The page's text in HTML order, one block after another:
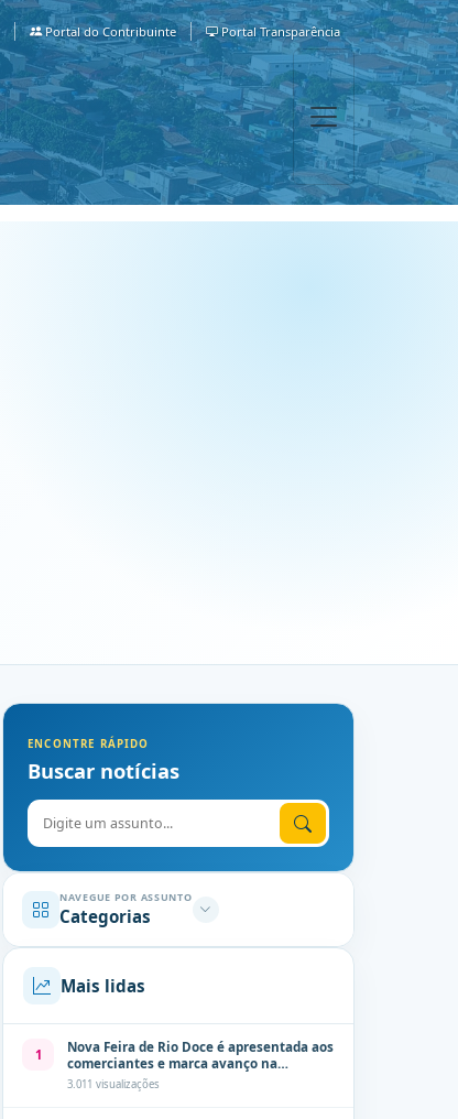
Portal do Contribuinte Portal Transparência
ENCONTRE RÁPIDO
Buscar notícias
Digite o assunto
NAVEGUE POR ASSUNTO
Categorias
Mais lidas
1
Nova Feira de Rio Doce é apresentada aos
comerciantes e marca avanço na
modernização dos espaços públicos de
3.011 visualizações